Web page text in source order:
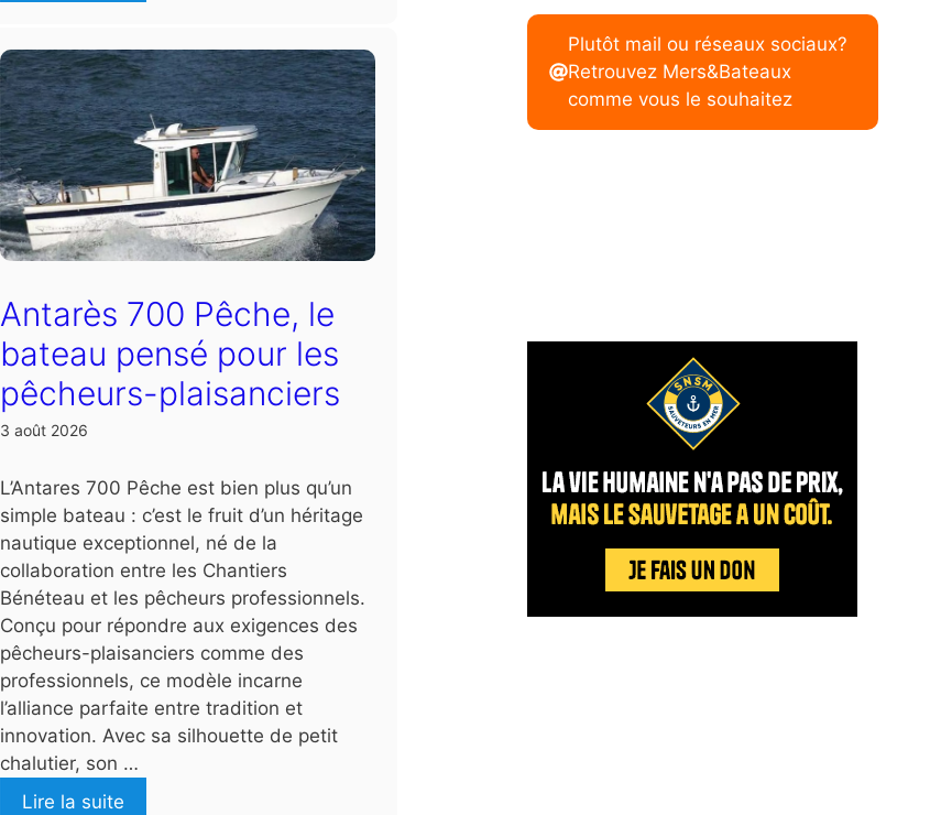
Antarès 700 Pêche, le
bateau pensé pour les
pêcheurs-plaisanciers
3 août 2026
L’Antares 700 Pêche est bien plus qu’un
simple bateau : c’est le fruit d’un héritage
nautique exceptionnel, né de la
collaboration entre les Chantiers
Bénéteau et les pêcheurs professionnels.
Conçu pour répondre aux exigences des
pêcheurs-plaisanciers comme des
professionnels, ce modèle incarne
l’alliance parfaite entre tradition et
innovation. Avec sa silhouette de petit
chalutier, son …
Lire la suite
Plutôt mail ou réseaux sociaux?
Retrouvez Mers&Bateaux
comme vous le souhaitez